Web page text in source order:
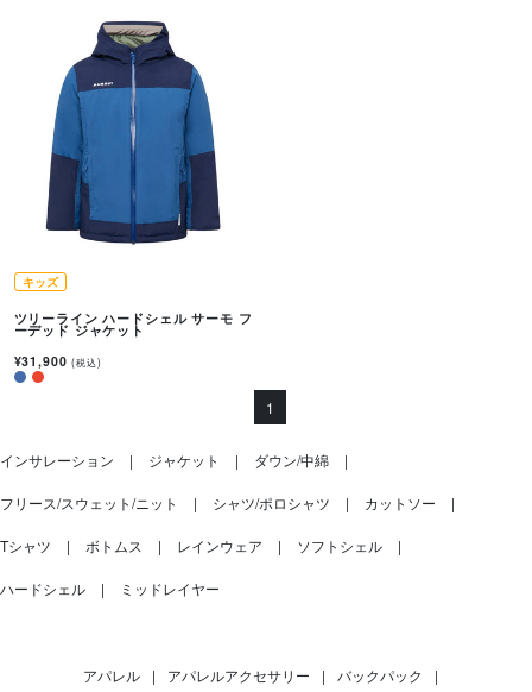
キッズ
ツリーライン ハードシェル サーモ フ
ーデッド ジャケット
¥31,900(税込)
1
インサレーション ジャケット ダウン/中綿
フリース/スウェット/ニット シャツ/ポロシャツ カットソー
Tシャツ ボトムス レインウェア ソフトシェル
ハードシェル ミッドレイヤー
アパレル | アパレルアクセサリー | バックパック
|